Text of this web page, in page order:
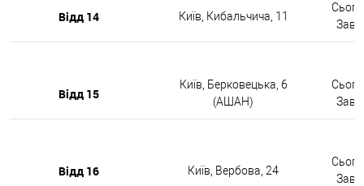
Відд 14 Київ, Кибальчича, 11
Відд 15
Київ, Берковецька, 6
(АШАН)
Відд 16 Київ, Вербова, 24